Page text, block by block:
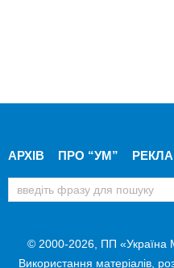
АРХІВ ПРО “УМ”
© 2000-2026, ПП «Україна
Використання матеріалів,